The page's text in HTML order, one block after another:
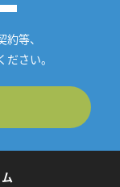
等、
さい。